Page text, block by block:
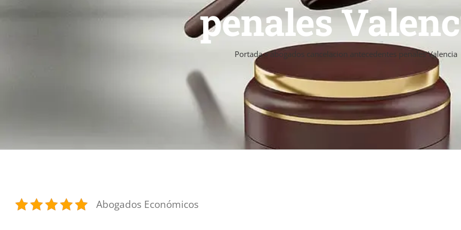
penales
Portada»abogados cancelacion antecedentes penales Valencia
Abogados Económicos